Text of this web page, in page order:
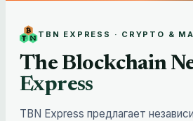
TBN EXPRESS · CRYPTO &
The Blockchain
Express
TBN Express предлагает